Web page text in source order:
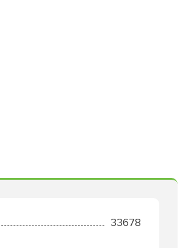
33678